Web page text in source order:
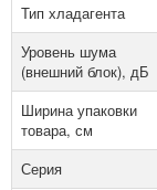
Тип хладагента
Уровень шума
(внешний блок), дБ
Ширина упаковки
товара, см
Серия